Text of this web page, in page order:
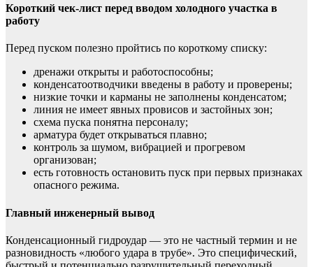
Короткий чек-лист перед вводом холодного участка в
работу
Перед пуском полезно пройтись по короткому списку:
дренажи открыты и работоспособны;
конденсатоотводчики введены в работу и проверены;
низкие точки и карманы не заполнены конденсатом;
линия не имеет явных провисов и застойных зон;
схема пуска понятна персоналу;
арматура будет открываться плавно;
контроль за шумом, вибрацией и прогревом
организован;
есть готовность остановить пуск при первых признаках
опасного режима.
Главный инженерный вывод
Конденсационный гидроудар — это не частный термин и не
разновидность «любого удара в трубе». Это специфический,